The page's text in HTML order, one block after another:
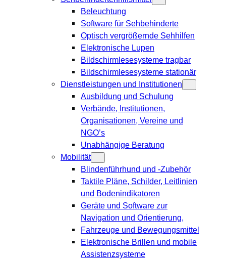
Beleuchtung
Software für Sehbehinderte
Optisch vergrößernde Sehhilfen
Elektronische Lupen
Bildschirmlesesysteme tragbar
Bildschirmlesesysteme stationär
Dienstleistungen und Institutionen
Ausbildung und Schulung
Verbände, Institutionen,
Organisationen, Vereine und
NGO’s
Unabhängige Beratung
Mobilität
Blindenführhund und -Zubehör
Taktile Pläne, Schilder, Leitlinien
und Bodenindikatoren
Geräte und Software zur
Navigation und Orientierung,
Fahrzeuge und Bewegungsmittel
Elektronische Brillen und mobile
Assistenzsysteme